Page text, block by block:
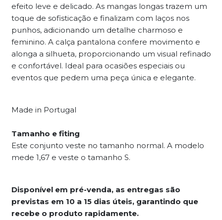
efeito leve e delicado. As mangas longas trazem um
toque de sofisticação e finalizam com laços nos
punhos, adicionando um detalhe charmoso e
feminino. A calça pantalona confere movimento e
alonga a silhueta, proporcionando um visual refinado
e confortável. Ideal para ocasiões especiais ou
eventos que pedem uma peça única e elegante.
Made in Portugal
Tamanho e fiting
Este conjunto veste no tamanho normal. A modelo
mede 1,67 e veste o tamanho S.
Disponível em pré-venda, as entregas são
previstas em 10 a 15 dias úteis, garantindo que
recebe o produto rapidamente.